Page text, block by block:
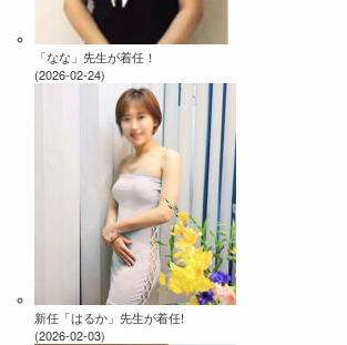
「なな」先生が着任！
(2026-02-24)
新任「はるか」先生が着任!
(2026-02-03)